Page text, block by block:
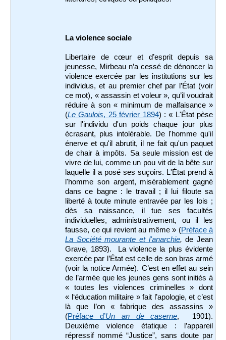
La violence sociale
Libertaire de cœur et d’esprit depuis sa
jeunesse, Mirbeau n’a cessé de dénoncer la
violence exercée par les institutions sur les
individus, et au premier chef par l’État (voir
ce mot), « assassin et voleur », qu’il voudrait
réduire à son « minimum de malfaisance »
(Le Gaulois, 25 février 1894) : « L'État pèse
sur l'individu d'un poids chaque jour plus
écrasant, plus intolérable. De l'homme qu'il
énerve et qu'il abrutit, il ne fait qu'un paquet
de chair à impôts. Sa seule mission est de
vivre de lui, comme un pou vit de la bête sur
laquelle il a posé ses suçoirs. L'État prend à
l'homme son argent, misérablement gagné
dans ce bagne : le travail ; il lui filoute sa
liberté à toute minute entravée par les lois ;
dès sa naissance, il tue ses facultés
individuelles, administrativement, ou il les
fausse, ce qui revient au même » (Préface à
La Société mourante et l'anarchie, de Jean
Grave, 1893). La violence la plus évidente
exercée par l’État est celle de son bras armé
(voir la notice Armée). C’est en effet au sein
de l’armée que les jeunes gens sont initiés à
« toutes les violences criminelles » dont
« l‘éducation militaire » fait l’apologie, et c’est
là que l’on « fabrique des assassins »
(Préface d’Un an de caserne, 1901).
Deuxième violence étatique : l’appareil
répressif nommé “Justice”, sans doute par